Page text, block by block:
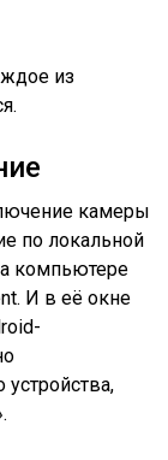
из
камеры
по локальной
компьютере
И в её окне